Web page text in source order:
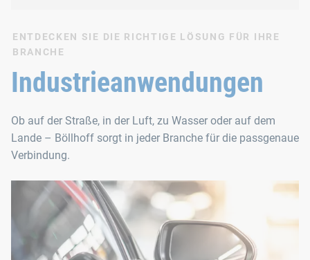
ENTDECKEN SIE DIE RICHTIGE LÖSUNG FÜR IHRE
BRANCHE
Industrieanwendungen
Ob auf der Straße, in der Luft, zu Wasser oder auf dem
Lande – Böllhoff sorgt in jeder Branche für die passgenaue
Verbindung.